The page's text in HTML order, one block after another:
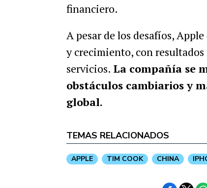
financiero.
A pesar de los desafíos,
y crecimiento, con
servicios. La compañía se
obstáculos cambiarios y
global.
TEMAS RELACIONADOS
APPLE TIM COOK CHINA